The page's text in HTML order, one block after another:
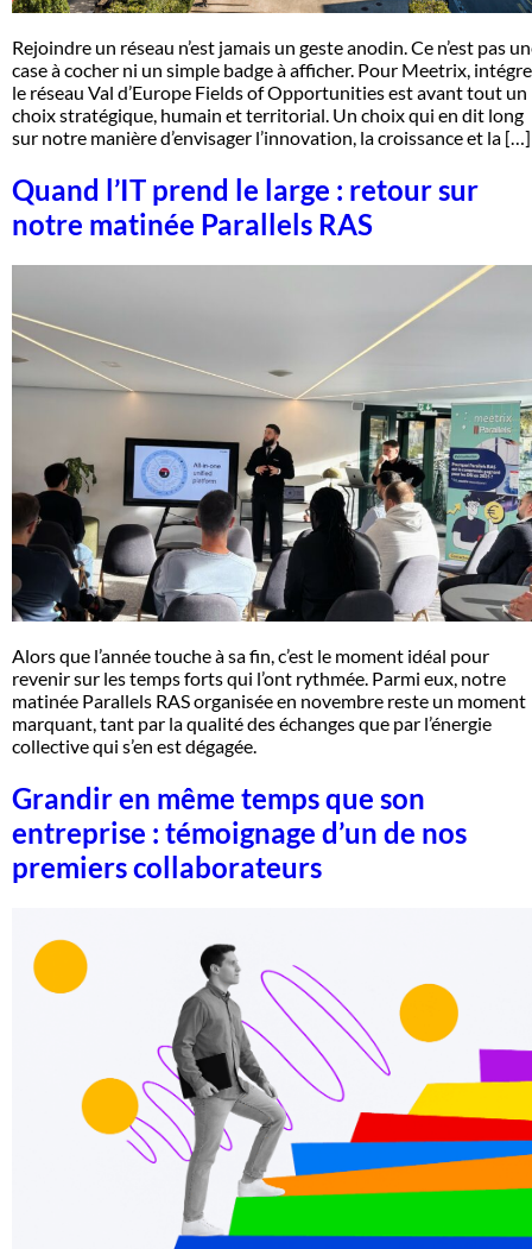
Rejoindre un réseau n’est jamais un geste anodin. Ce n’est pas
case à cocher ni un simple badge à afficher. Pour Meetrix,
le réseau Val d’Europe Fields of Opportunities est avant tout un
choix stratégique, humain et territorial. Un choix qui en dit long
sur notre manière d’envisager l’innovation, la croissance et la […]
Quand l’IT prend le large : retour sur
notre matinée Parallels RAS
Alors que l’année touche à sa fin, c’est le moment idéal pour
revenir sur les temps forts qui l’ont rythmée. Parmi eux, notre
matinée Parallels RAS organisée en novembre reste un moment
marquant, tant par la qualité des échanges que par l’énergie
collective qui s’en est dégagée.
Grandir en même temps que son
entreprise : témoignage d’un de nos
premiers collaborateurs